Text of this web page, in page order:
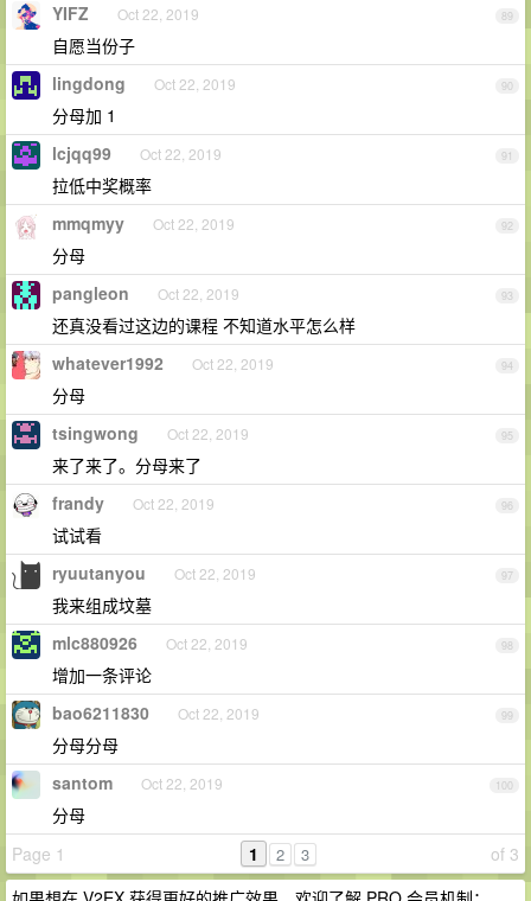
89
YIFZ Oct 22, 2019
自愿当份子
90
lingdong Oct 22, 2019
分母加 1
91
lcjqq99 Oct 22, 2019
拉低中奖概率
92
mmqmyy Oct 22, 2019
分母
93
pangleon Oct 22, 2019
还真没看过这边的课程 不知道水平怎么样
94
whatever1992 Oct 22, 2019
分母
95
tsingwong Oct 22, 2019
来了来了。分母来了
96
frandy Oct 22, 2019
试试看
97
ryuutanyou Oct 22, 2019
我来组成坟墓
98
mlc880926 Oct 22, 2019
增加一条评论
99
bao6211830 Oct 22, 2019
分母分母
100
santom Oct 22, 2019
分母
Page 1
of 3
1 2 3